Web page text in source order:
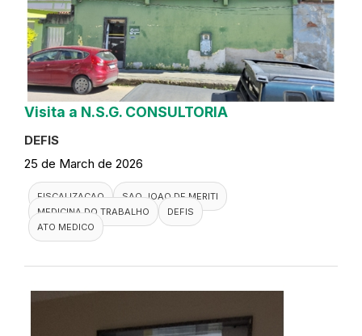
Visita a N.S.G. CONSULTORIA
DEFIS
25 de March de 2026
FISCALIZACAO
SAO JOAO DE MERITI
MEDICINA DO TRABALHO
DEFIS
ATO MEDICO